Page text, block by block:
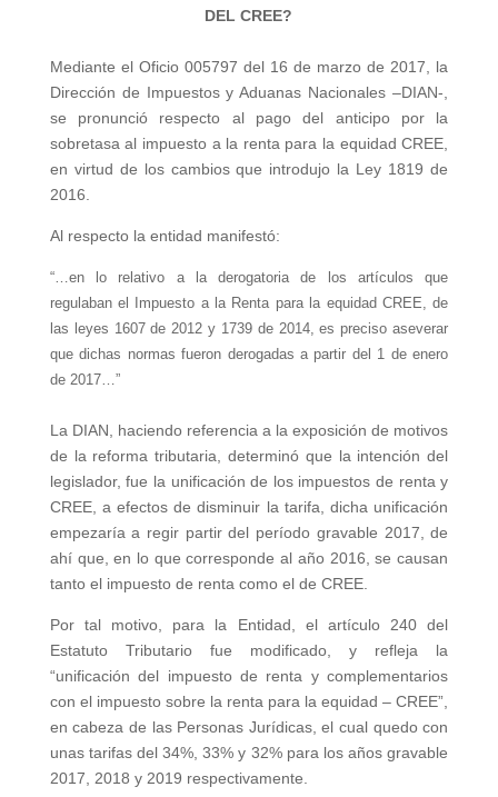
DEL CREE?
Mediante el Oficio 005797 del 16 de marzo de 2017, la
Dirección de Impuestos y Aduanas Nacionales –DIAN-,
se pronunció respecto al pago del anticipo por la
sobretasa al impuesto a la renta para la equidad CREE,
en virtud de los cambios que introdujo la Ley 1819 de
2016.
Al respecto la entidad manifestó:
“…en lo relativo a la derogatoria de los artículos que
regulaban el Impuesto a la Renta para la equidad CREE, de
las leyes 1607 de 2012 y 1739 de 2014, es preciso aseverar
que dichas normas fueron derogadas a partir del 1 de enero
de 2017…”
La DIAN, haciendo referencia a la exposición de motivos
de la reforma tributaria, determinó que la intención del
legislador, fue la unificación de los impuestos de renta y
CREE, a efectos de disminuir la tarifa, dicha unificación
empezaría a regir partir del período gravable 2017, de
ahí que, en lo que corresponde al año 2016, se causan
tanto el impuesto de renta como el de CREE.
Por tal motivo, para la Entidad, el artículo 240 del
Estatuto Tributario fue modificado, y refleja la
“unificación del impuesto de renta y complementarios
con el impuesto sobre la renta para la equidad – CREE”,
en cabeza de las Personas Jurídicas, el cual quedo con
unas tarifas del 34%, 33% y 32% para los años gravable
2017, 2018 y 2019 respectivamente.